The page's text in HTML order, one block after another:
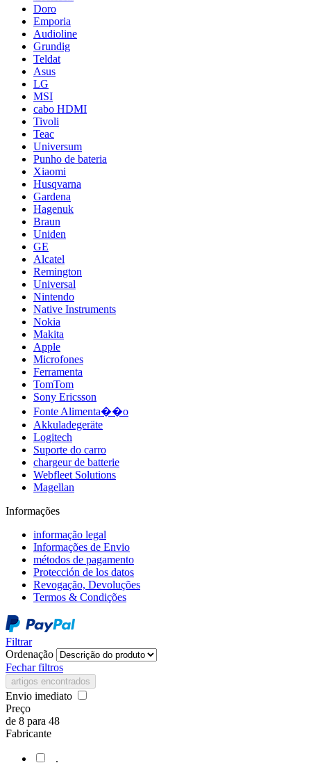
Doro
Emporia
Audioline
Grundig
Teldat
Asus
LG
MSI
cabo HDMI
Tivoli
Teac
Universum
Punho de bateria
Xiaomi
Husqvarna
Gardena
Hagenuk
Braun
Uniden
GE
Alcatel
Remington
Universal
Nintendo
Native Instruments
Nokia
Makita
Apple
Microfones
Ferramenta
TomTom
Sony Ericsson
Fonte Alimenta��o
Akkuladegeräte
Logitech
Suporte do carro
chargeur de batterie
Webfleet Solutions
Magellan
Informações
informação legal
Informações de Envio
métodos de pagamento
Protección de los datos
Revogação, Devoluções
Termos & Condições
Filtrar
Ordenação
Fechar filtros
artigos encontrados
Envio imediato
Preço
de 8 para 48
Fabricante
.